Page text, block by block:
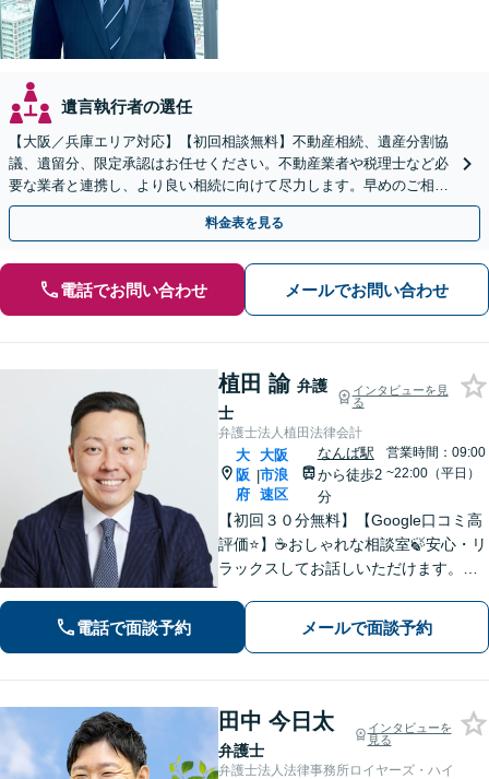
遺言執行者の選任
【大阪／兵庫エリア対応】【初回相談無料】不動産相続、遺産分割協
議、遺留分、限定承認はお任せください。不動産業者や税理士など必
要な業者と連携し、より良い相続に向けて尽力します。早めのご相談
が複雑化を防ぐカギとなります【休日相談可】
料金表を見る
電話でお問い合わせ メールでお問い合わせ
植田 諭 弁護
士
インタビューを見
る
弁護士法人植田法律会計
大
阪
府
|
大阪
市浪
速区
なんば駅
から徒歩2
分
営業時間：09:00
~22:00（平日）
【初回３０分無料】【Google口コミ高
評価⭐️】☕️おしゃれな相談室🍃安心・リ
ラックスしてお話しいただけます。ネ
策を一緒に考えていきましょう！【土
曜・夜間◎】
電話で面談予約 メールで面談予約
田中 今日太
弁護士
インタビューを
見る
弁護士法人法律事務所ロイヤーズ・ハイ